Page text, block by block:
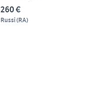
260 €
Russi(RA)